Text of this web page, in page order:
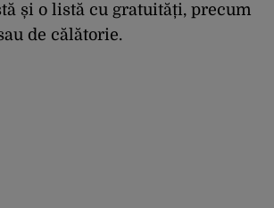
și o listă cu gratuități, precum
de călătorie.